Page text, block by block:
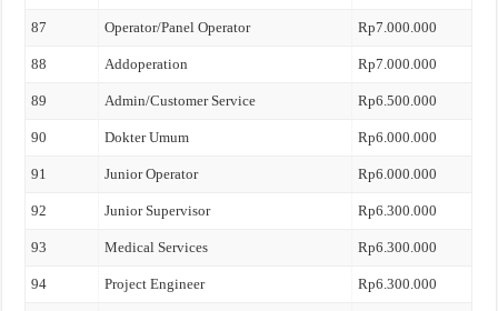
87 Operator/Panel Operator Rp7.000.000
88 Addoperation Rp7.000.000
89 Admin/Customer Service Rp6.500.000
90 Dokter Umum Rp6.000.000
91 Junior Operator Rp6.000.000
92 Junior Supervisor Rp6.300.000
93 Medical Services Rp6.300.000
94 Project Engineer Rp6.300.000